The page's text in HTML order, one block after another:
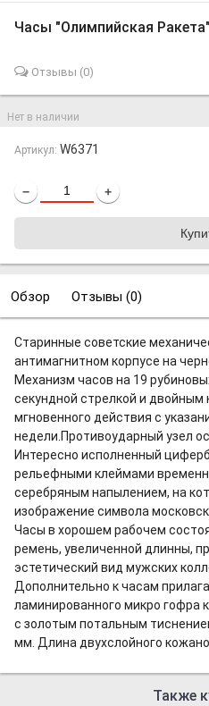
Часы "Олимпийская Ракета"
Отзывы (0)
Нет в наличии
Артикул: W6371
− +
Обзор Отзывы (0)
Старинные советские
антимагнитном корпусе на
Механизм часов на 19
секундной стрелкой и
мгновенного действия с
недели.Противоударный узел
Интересно исполненный
рельефными клеймами
серебряным напылением, на
изображение символа
Часы в хорошем рабочем
ремень, увеличенной длинны,
эстетический вид мужских
Дополнительно к часам
ламинированного микро гофра
с золотым потальным
мм. Длина двухслойного
Также